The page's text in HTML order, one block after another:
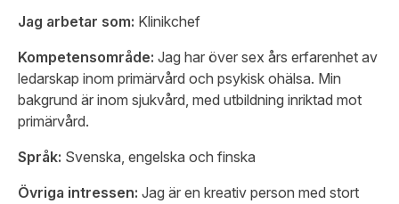
Jag arbetar som: Klinikchef
Kompetensområde: Jag har över sex års erfarenhet av
ledarskap inom primärvård och psykisk ohälsa. Min
bakgrund är inom sjukvård, med utbildning inriktad mot
primärvård.
Språk: Svenska, engelska och finska
Övriga intressen: Jag är en kreativ person med stort